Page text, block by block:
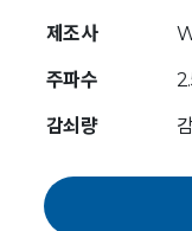
제조사
주파수
감쇠량